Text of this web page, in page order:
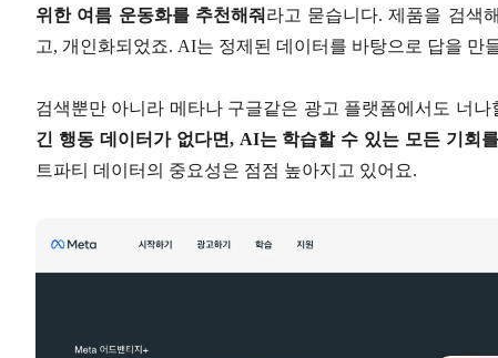
위한 여름 운동화를 추천해줘 라고 묻습니다. 제품을 검색
고, 개인화되었죠. AI는 정제된 데이터를 바탕으로 답을 만
검색뿐만 아니라 메타나 구글같은 광고 플랫폼에서도 너
긴 행동 데이터가 없다면, AI는 학습할 수 있는 모든 기회
트파티 데이터의 중요성은 점점 높아지고 있어요.